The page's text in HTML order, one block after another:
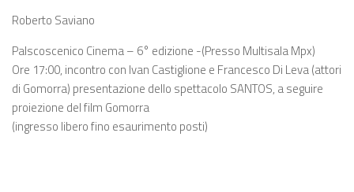
Roberto Saviano
Palscoscenico Cinema – 6° edizione -(Presso Multisala Mpx)
Ore 17:00, incontro con Ivan Castiglione e Francesco Di Leva (attori
di Gomorra) presentazione dello spettacolo SANTOS, a seguire
proiezione del film Gomorra
(ingresso libero fino esaurimento posti)